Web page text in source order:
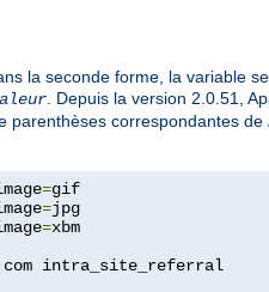
la seconde forme, la variable
. Depuis la version 2.0.51,
parenthèses correspondantes de
=
=
=xbm
intra_site_referral